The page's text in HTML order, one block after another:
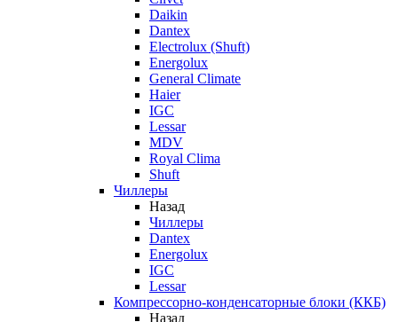
Daikin
Dantex
Electrolux (Shuft)
Energolux
General Climate
Haier
IGC
Lessar
MDV
Royal Clima
Shuft
Чиллеры
Назад
Чиллеры
Dantex
Energolux
IGC
Lessar
Компрессорно-конденсаторные блоки (ККБ)
Назад